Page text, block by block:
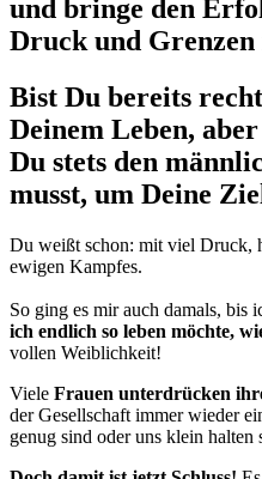
und bringe den
Druck und
Bist Du bereits
Deinem Leben,
Du stets den
musst, um Deine
Du weißt schon: mit viel Druck,
ewigen Kampfes.
So ging es mir auch damals, bis
ich endlich so leben möchte,
vollen Weiblichkeit!
Viele Frauen unterdrücken
der Gesellschaft immer wieder
genug sind oder uns klein halten